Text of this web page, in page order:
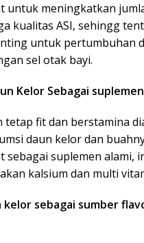
untuk meningkatkan
kualitas ASI, sehingg
untuk pertumbuhan
sel otak bayi.
Kelor Sebagai
tetap fit dan berstamina
daun kelor dan
sebagai suplemen alami,
kalsium dan multi
kelor sebagai sumber